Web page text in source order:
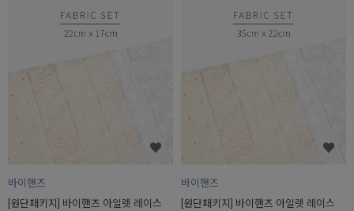
바이핸즈
[원단패키지] 바이핸즈 아일렛 레이스
바이핸즈
[원단패키지] 바이핸즈 아일렛 레이스